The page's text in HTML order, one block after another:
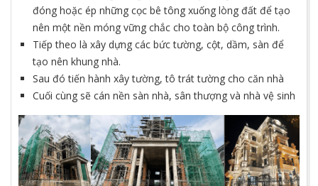
đóng hoặc ép những cọc bê tông xuống lòng đất để tạo
nên một nền móng vững chắc cho toàn bộ công trình.
Tiếp theo là xây dựng các bức tường, cột, dầm, sàn để
tạo nên khung nhà.
Sau đó tiến hành xây tường, tô trát tường cho căn nhà
Cuối cùng sẽ cán nền sàn nhà, sân thượng và nhà vệ sinh